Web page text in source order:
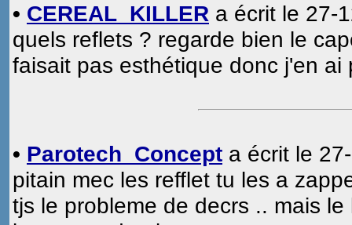
• CEREAL_KILLER a écrit le 27-
quels reflets ? regarde bien le
faisait pas esthétique donc j'en
• Parotech_Concept a écrit le
pitain mec les refflet tu les a
tjs le probleme de decrs .. mais